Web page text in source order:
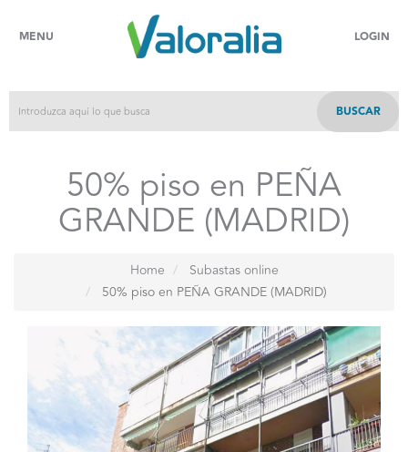
MENU LOGIN
BUSCAR
50% piso en PEÑA
GRANDE (MADRID)
Home
Subastas online
50% piso en PEÑA GRANDE (MADRID)